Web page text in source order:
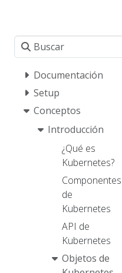
Documentación
Setup
Conceptos
Introducción
¿Qué es
Kubernetes?
Componentes
de
Kubernetes
API de
Kubernetes
Objetos de